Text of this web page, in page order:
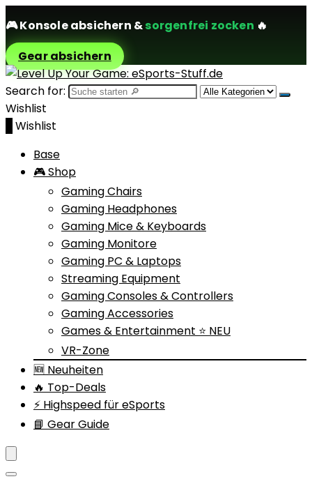
🎮Konsole absichern &sorgenfrei zocken 🔥
Gear absichern
Search for:
Wishlist
Wishlist
Base
🎮 Shop
Gaming Chairs
Gaming Headphones
Gaming Mice & Keyboards
Gaming Monitore
Gaming PC & Laptops
Streaming Equipment
Gaming Consoles & Controllers
Gaming Accessories
Games & Entertainment ⭐ NEU
VR-Zone
🆕 Neuheiten
🔥 Top-Deals
⚡ Highspeed für eSports
📘 Gear Guide